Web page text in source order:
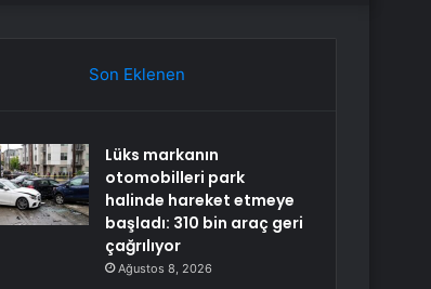
Son Eklenen
Lüks markanın
otomobilleri park
halinde hareket etmeye
başladı: 310 bin araç geri
çağrılıyor
Ağustos 8, 2026